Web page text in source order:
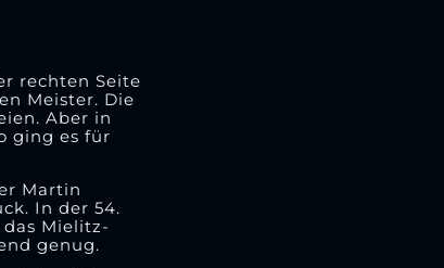
rechten Seite
Meister. Die
Aber in
ging es für
Martin
In der 54.
Mielitz-
genug.